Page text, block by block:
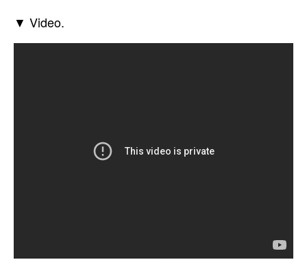
▼ Video.